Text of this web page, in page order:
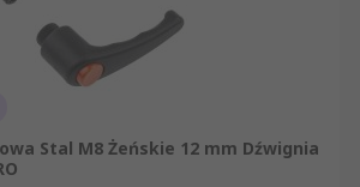
Stal M8 Żeńskie 12 mm Dźwignia